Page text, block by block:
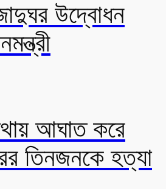
উদ্বোধন
আঘাত করে
তিনজনকে হত্যা